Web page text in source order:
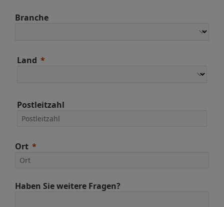
Branche
Land
Postleitzahl
Ort
Haben Sie weitere Fragen?